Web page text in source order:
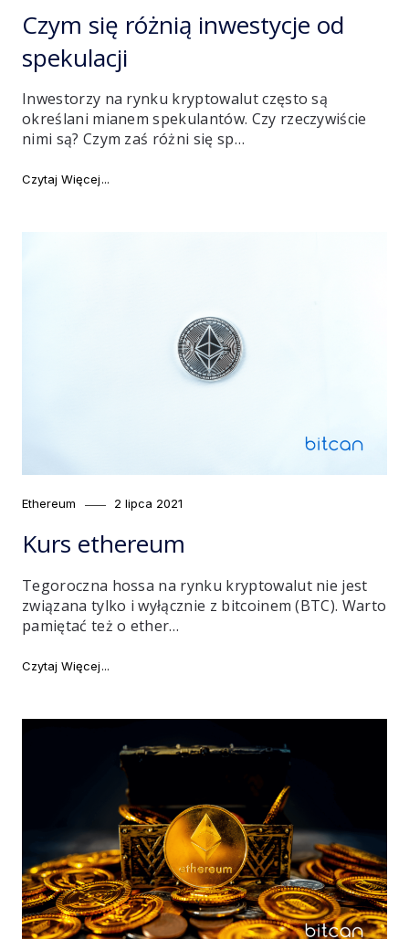
Czym się różnią inwestycje od
spekulacji
Inwestorzy na rynku kryptowalut często są
określani mianem spekulantów. Czy rzeczywiście
nimi są? Czym zaś różni się sp…
Czytaj Więcej
Category
Ethereum
Posted
2 lipca 2021
Kurs ethereum
Tegoroczna hossa na rynku kryptowalut nie jest
związana tylko i wyłącznie z bitcoinem (BTC). Warto
pamiętać też o ether…
Czytaj Więcej